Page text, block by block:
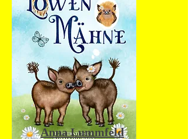
Anna Lummfeld